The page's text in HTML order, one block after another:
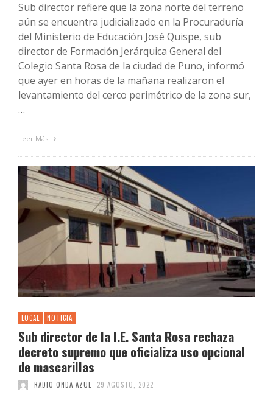
Sub director refiere que la zona norte del terreno
aún se encuentra judicializado en la Procuraduría
del Ministerio de Educación José Quispe, sub
director de Formación Jerárquica General del
Colegio Santa Rosa de la ciudad de Puno, informó
que ayer en horas de la mañana realizaron el
levantamiento del cerco perimétrico de la zona sur,
…
Leer Más
LOCAL NOTICIA
Sub director de la I.E. Santa Rosa rechaza
decreto supremo que oficializa uso opcional
de mascarillas
RADIO ONDA AZUL 29 AGOSTO, 2022